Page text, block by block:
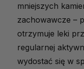
mniejszych
zachowawcze –
otrzymuje leki
regularnej
wydostać się w